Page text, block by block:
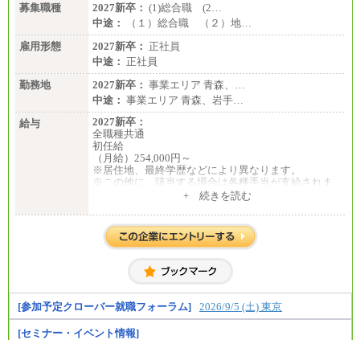
＜有期社員コース＞
■(株)JTBビジネストランスフォーム
有期契約職 月給185,000～195,000円
※詳細はJTBキャリアサイトよりご確認ください。
■(株)JTBパブリッシング ※2027年新卒募集終了
総合職 月給241,000円
中途：
①月給227,000円以上
②月給212,000円以上
③月給172,500円以上
④月給23万円～37万円
⑤月給20万円～25万円
⑥月給33万円～48万円
⑦月給271,000円以上
⑧～⑮月給200,000円〜月給400,000円
⑯月給185,000円以上
⑰月給237,000円以上
⑱月給212,000円以上
⑲東京：月給202,000 円以上 、京都：月給193,000 円
以上
㉑月給185,000 円以上
㉓月給224,500円以上
※全コース共通※ 能力・経験・勤務地などにより
異なります
※試用期間中も給与に変更はございません。
募集職種
2027新卒： (1)総合職 (2…
中途：
（１）総合職 （２）地…
雇用形態
2027新卒： 正社員
中途： 正社員
勤務地
2027新卒： 事業エリア 青森、…
中途： 事業エリア 青森、岩手…
給与
2027新卒：
全職種共通
初任給
（月給）254,000円～
※居住地、最終学歴などにより異なります。
※この他に、該当する場合は各種手当が支給されま
中途：
全職種共通
※居住地、年齢により異なります。
※この他に、該当する場合は各種手当が支給されま
す。
※試用期間中も給与に変更はございません
+ 続きを読む
[参加予定クローバー就職フォーラム] 2026/9/5 (土) 東京
[セミナー・イベント情報]